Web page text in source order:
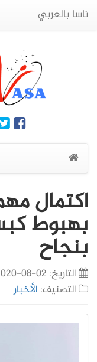
ناسا بالعربي
بهبوط
بنجاح
التاريخ: 02-08-2020
التصنيف: الأخبار